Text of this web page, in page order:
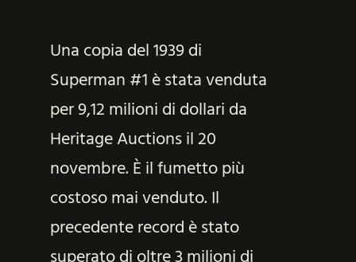
Una copia del 1939 di
Superman #1 è stata venduta
per 9,12 milioni di dollari da
Heritage Auctions il 20
novembre. È il fumetto più
costoso mai venduto. Il
precedente record è stato